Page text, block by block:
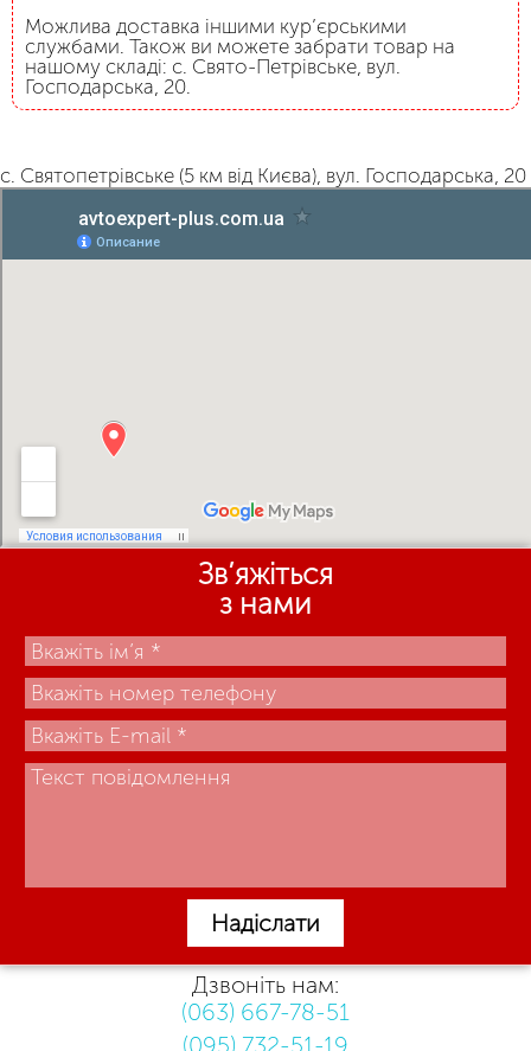
Можлива доставка іншими кур’єрськими
службами. Також ви можете забрати товар на
нашому складі: с. Свято-Петрівське, вул.
Господарська, 20.
с. Святопетрівське (5 км від Києва), вул. Господарська, 20
Зв’яжіться
з нами
Надіслати
Дзвоніть нам:
(063) 667-78-51